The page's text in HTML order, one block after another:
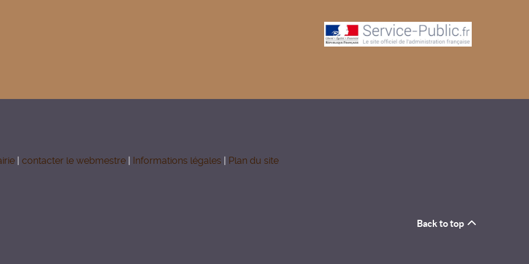
contacter le webmestre Informations légales Plan du site
Back to top